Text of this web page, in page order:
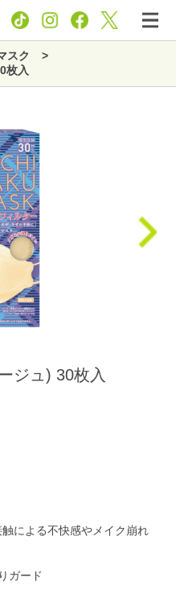
スク
枚入
ジュ) 30枚入
による不快感やメイク崩れ
ガード